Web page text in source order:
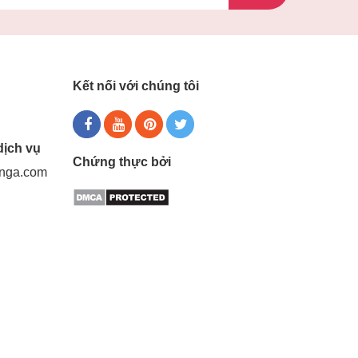
vụ
Kết nối với chúng tôi
Chứng thực bởi